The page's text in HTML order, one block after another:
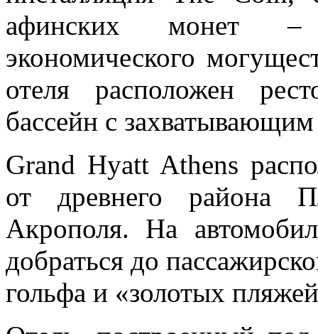
афинских монет –
экономического
отеля расположен
бассейн с
Grand Hyatt Athens
от древнего района
Акрополя. На
добраться до
гольфа и «золотых